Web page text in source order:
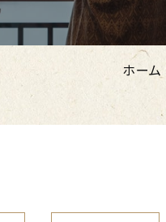
ホーム